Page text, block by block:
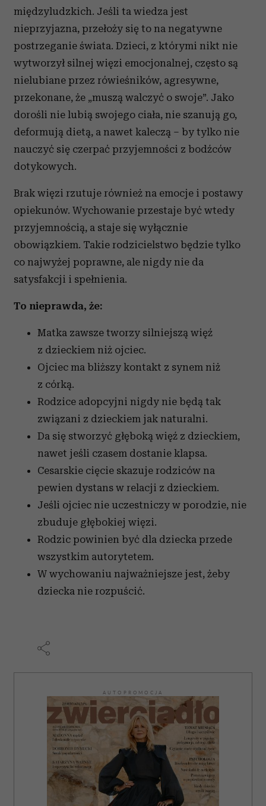
międzyludzkich. Jeśli ta wiedza jest
nieprzyjazna, przełoży się to na negatywne
postrzeganie świata. Dzieci, z którymi nikt nie
wytworzył silnej więzi emocjonalnej, często są
nielubiane przez rówieśników, agresywne,
przekonane, że „muszą walczyć o swoje”. Jako
dorośli nie lubią swojego ciała, nie szanują go,
deformują dietą, a nawet kaleczą – by tylko nie
nauczyć się czerpać przyjemności z bodźców
dotykowych.
Brak więzi rzutuje również na emocje i postawy
opiekunów. Wychowanie przestaje być wtedy
przyjemnością, a staje się wyłącznie
obowiązkiem. Takie rodzicielstwo będzie tylko
co najwyżej poprawne, ale nigdy nie da
satysfakcji i spełnienia.
To nieprawda, że:
Matka zawsze tworzy silniejszą więź
z dzieckiem niż ojciec.
Ojciec ma bliższy kontakt z synem niż
z córką.
Rodzice adopcyjni nigdy nie będą tak
związani z dzieckiem jak naturalni.
Da się stworzyć głęboką więź z dzieckiem,
nawet jeśli czasem dostanie klapsa.
Cesarskie cięcie skazuje rodziców na
pewien dystans w relacji z dzieckiem.
Jeśli ojciec nie uczestniczy w porodzie, nie
zbuduje głębokiej więzi.
Rodzic powinien być dla dziecka przede
wszystkim autorytetem.
W wychowaniu najważniejsze jest, żeby
dziecka nie rozpuścić.
AUTOPROMOCJA